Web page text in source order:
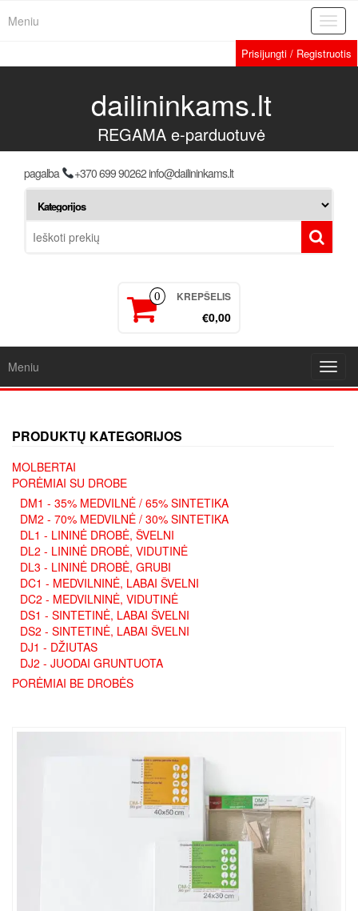
Meniu
Prisijungti / Registruotis
dailininkams.lt
REGAMA e-parduotuvė
pagalba +370 699 90262 info@dailininkams.lt
0 KREPŠELIS
€0,00
Meniu
PRODUKTŲ KATEGORIJOS
MOLBERTAI
PORĖMIAI SU DROBE
DM1 - 35% MEDVILNĖ / 65% SINTETIKA
DM2 - 70% MEDVILNĖ / 30% SINTETIKA
DL1 - LININĖ DROBĖ, ŠVELNI
DL2 - LININĖ DROBĖ, VIDUTINĖ
DL3 - LININĖ DROBĖ, GRUBI
DC1 - MEDVILNINĖ, LABAI ŠVELNI
DC2 - MEDVILNINĖ, VIDUTINĖ
DS1 - SINTETINĖ, LABAI ŠVELNI
DS2 - SINTETINĖ, LABAI ŠVELNI
DJ1 - DŽIUTAS
DJ2 - JUODAI GRUNTUOTA
PORĖMIAI BE DROBĖS